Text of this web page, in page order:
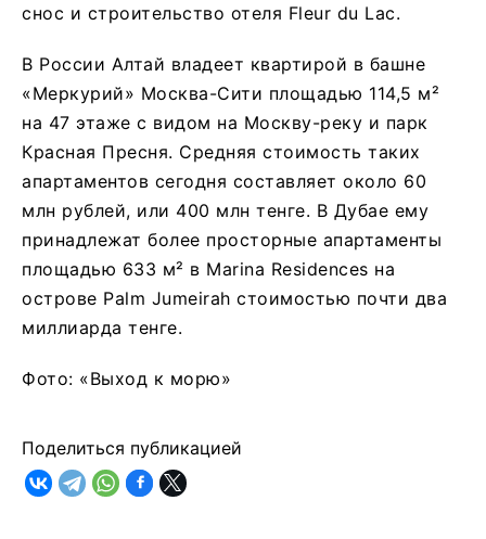
снос и строительство отеля Fleur du Lac.
В России Алтай владеет квартирой в башне
«Меркурий» Москва-Сити площадью 114,5 м²
на 47 этаже с видом на Москву-реку и парк
Красная Пресня. Средняя стоимость таких
апартаментов сегодня составляет около 60
млн рублей, или 400 млн тенге. В Дубае ему
принадлежат более просторные апартаменты
площадью 633 м² в Marina Residences на
острове Palm Jumeirah стоимостью почти два
миллиарда тенге.
Фото: «Выход к морю»
Поделиться публикацией